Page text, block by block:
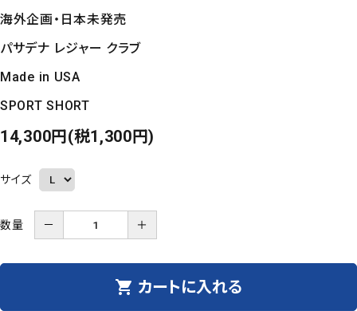
海外企画・日本未発売
パサデナ レジャー クラブ
Made in USA
SPORT SHORT
14,300円(税1,300円)
サイズ
数量 － ＋
shopping_cart カートに入れる